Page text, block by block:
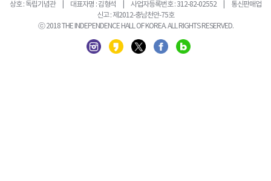
상호 : 독립기념관 | 대표자명 : 김형석 | 사업자등록번호 : 312-82-02552 | 통신판매업
신고 : 제2012-충남천안-75호
ⓒ 2018 THE INDEPENDENCE HALL OF KOREA. ALL RIGHTS RESERVED.